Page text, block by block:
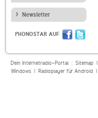
Newsletter
PHONOSTAR AUF
Dein Internetradio-Portal : Sitemap|
Windows| Radioplayer für Android|